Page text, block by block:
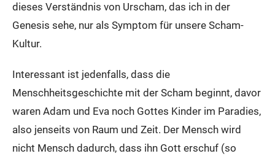
dieses Verständnis von Urscham, das ich in der
Genesis sehe, nur als Symptom für unsere Scham-
Kultur.
Interessant ist jedenfalls, dass die
Menschheitsgeschichte mit der Scham beginnt, davor
waren Adam und Eva noch Gottes Kinder im Paradies,
also jenseits von Raum und Zeit. Der Mensch wird
nicht Mensch dadurch, dass ihn Gott erschuf (so